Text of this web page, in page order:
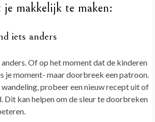
makkelijk te maken:
iets anders
Of op het moment dat de kinderen
je moment- maar doorbreek een patroon.
probeer een nieuw recept uit of
Dit kan helpen om de sleur te doorbreken